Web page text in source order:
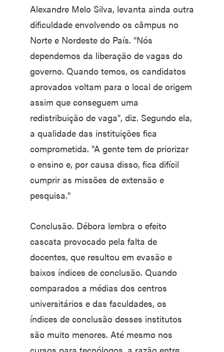
Alexandre Melo Silva, levanta ainda outra
dificuldade envolvendo os câmpus no
Norte e Nordeste do País. "Nós
dependemos da liberação de vagas do
governo. Quando temos, os candidatos
aprovados voltam para o local de origem
assim que conseguem uma
redistribuição de vaga", diz. Segundo ela,
a qualidade das instituições fica
comprometida. "A gente tem de priorizar
o ensino e, por causa disso, fica difícil
cumprir as missões de extensão e
pesquisa."
Conclusão. Débora lembra o efeito
cascata provocado pela falta de
docentes, que resultou em evasão e
baixos índices de conclusão. Quando
comparados a médias dos centros
universitários e das faculdades, os
índices de conclusão desses institutos
são muito menores. Até mesmo nos